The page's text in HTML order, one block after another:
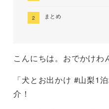
まとめ
こんにちは。おでかけわ
「犬とお出かけ #山梨1
介！